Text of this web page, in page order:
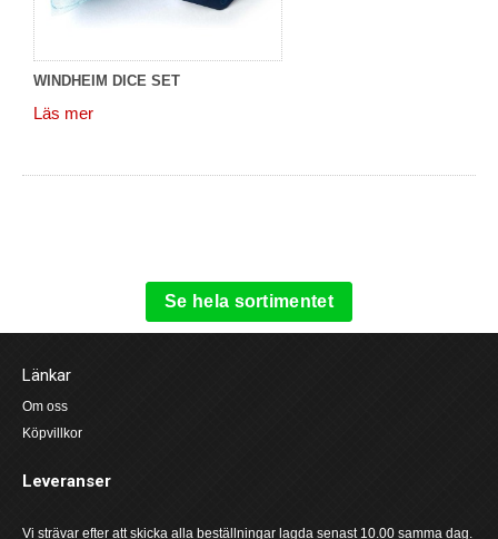
WINDHEIM DICE SET
Läs mer
Se hela sortimentet
Länkar
Om oss
Köpvillkor
Leveranser
Vi strävar efter att skicka alla beställningar lagda senast 10.00 samma dag.